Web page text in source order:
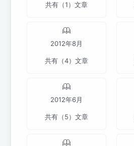
共有（1）文章
2012年8月
共有（4）文章
2012年6月
共有（5）文章